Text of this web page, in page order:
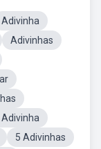
Adivinha
Adivinhas
5 Adivinhas